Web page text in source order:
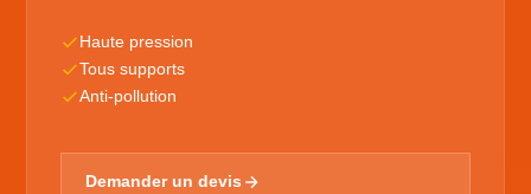
Haute pression
Tous supports
Anti-pollution
Demander un devis